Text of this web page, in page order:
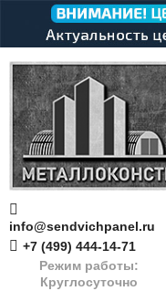
info@sendvichpanel.ru
+7 (499) 444-14-71
Режим работы:
Круглосуточно